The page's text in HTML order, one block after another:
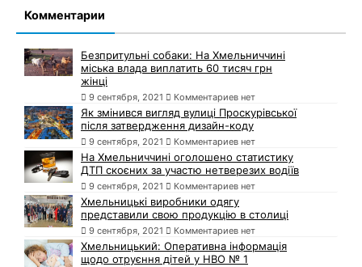
Комментарии
Безпритульні собаки: На Хмельниччині
міська влада виплатить 60 тисяч грн
жінці
9 сентября, 2021 Комментариев нет
Як змінився вигляд вулиці Проскурівської
після затвердження дизайн-коду
9 сентября, 2021 Комментариев нет
На Хмельниччині оголошено статистику
ДТП скоєних за участю нетверезих водіїв
9 сентября, 2021 Комментариев нет
Хмельницькі виробники одягу
представили свою продукцію в столиці
9 сентября, 2021 Комментариев нет
Хмельницький: Оперативна інформація
щодо отруєння дітей у НВО № 1